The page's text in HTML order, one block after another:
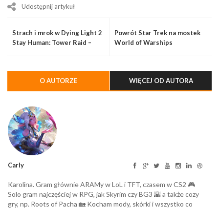
Udostępnij artykuł
Strach i mrok w Dying Light 2
Stay Human: Tower Raid –
Powrót Star Trek na mostek
World of Warships
O AUTORZE WIĘCEJ OD AUTORA
Carly
Karolina. Gram głównie ARAMy w LoL i TFT, czasem w CS2 🎮
Solo gram najczęściej w RPG, jak Skyrim czy BG3 🌇 a także cozy
gry, np. Roots of Pacha 🏡 Kocham mody, skórki i wszystko co